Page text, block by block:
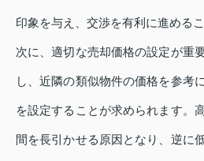
印象を与え、交渉を有利に進める
次に、適切な売却価格の設定が重
し、近隣の類似物件の価格を参考
を設定することが求められます。
間を長引かせる原因となり、逆に